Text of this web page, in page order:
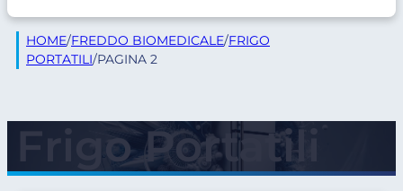
HOME/FREDDO BIOMEDICALE/FRIGO
PORTATILI/PAGINA 2
Frigo Portatili